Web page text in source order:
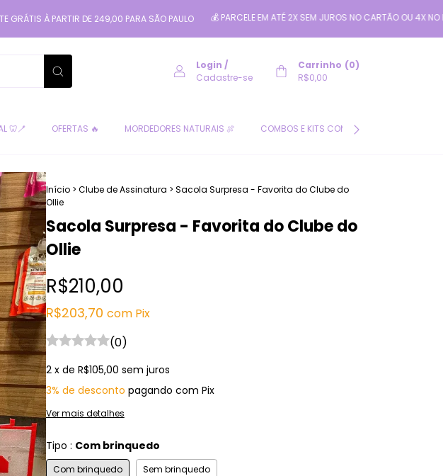
DE 249,00 PARA SÃO PAULO 💰 PARCELE EM ATÉ 2X SEM JUROS NO CARTÃO OU 4X NO PIX PELO
Login /
Cadastre-se
Carrinho (0)
R$0,00
🦷🪥 OFERTAS 🔥 MORDEDORES NATURAIS 🍖 COMBOS E KITS COM DESCONTO 🛍️
Início > Clube de Assinatura > Sacola Surpresa - Favorita do Clube do
Ollie
Sacola Surpresa - Favorita do Clube do
Ollie
R$210,00
R$203,70 com Pix
(0)
2 x de R$105,00 sem juros
3% de desconto pagando com Pix
Ver mais detalhes
Tipo : Com brinquedo
Com brinquedo Sem brinquedo